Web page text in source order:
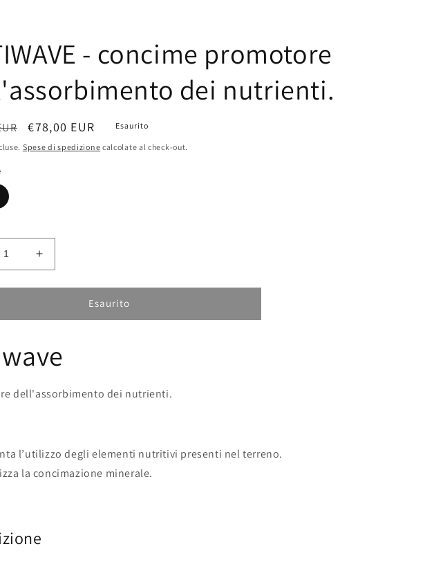
- concime promotore
dei nutrienti.
Prezzo
scontato
€78,00 EUR Esaurito
Spese di spedizione calcolate al check-out.
Aumenta
quantità
per
ACTIWAVE
-
dell&#39;assorbimento
nutrienti.
Esaurito
dell'assorbimento dei nutrienti.
l’utilizzo degli elementi nutritivi presenti nel terreno.
la concimazione minerale.